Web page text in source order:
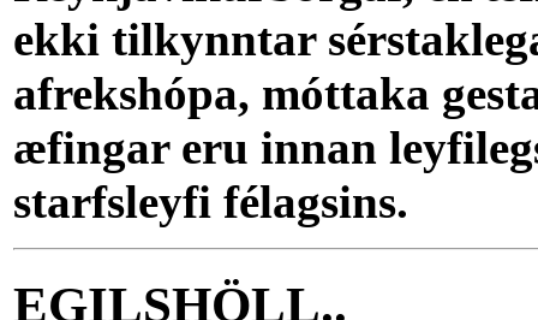
ekki tilkynntar
afrekshópa, móttaka
æfingar eru innan
starfsleyfi félagsins.
EGILSHÖLL..